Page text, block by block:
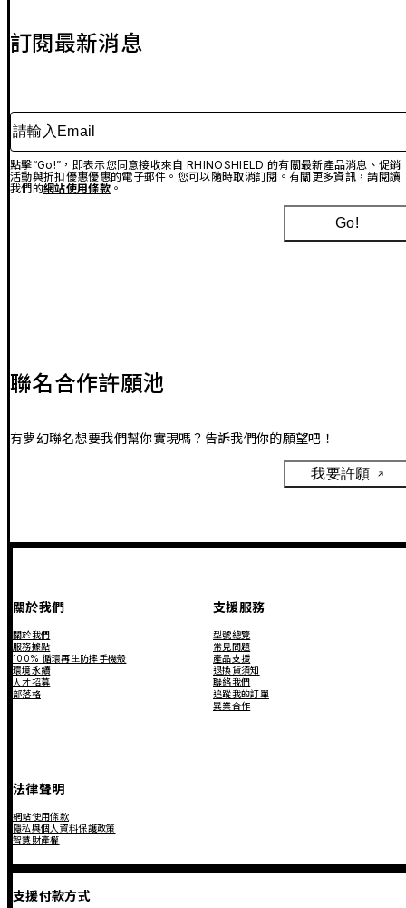
訂閱最新消息
請輸入Email
點擊“Go!”，即表示您同意接收來自 RHINOSHIELD 的有關最新產品消息、促銷
活動與折扣優惠優惠的電子郵件。您可以隨時取消訂閱。有關更多資訊，請閱讀
我們的網站使用條款。
Go!
聯名合作許願池
有夢幻聯名想要我們幫你實現嗎？告訴我們你的願望吧！
我要許願
關於我們
關於我們
服務據點
100% 循環再生防摔手機殼
環境永續
人才招募
部落格
支援服務
型號總覽
常見問題
產品支援
退換貨須知
聯絡我們
追蹤我的訂單
異業合作
法律聲明
網站使用條款
隱私與個人資料保護政策
智慧財產權
支援付款方式